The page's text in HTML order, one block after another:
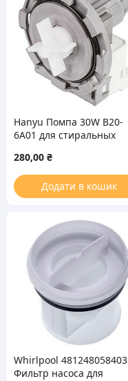
Hanyu Помпа 30W B20-
6A01 для стиральных
280,00 ₴
Додати в кошик
Whirlpool 481248058403
Фильтр насоса для